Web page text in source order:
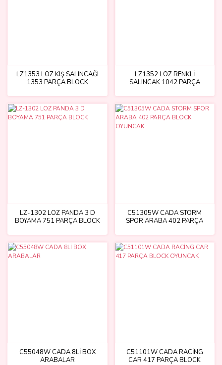
LZ1353 LOZ KIŞ SALINCAĞI
1353 PARÇA BLOCK
LZ1352 LOZ RENKLİ
SALINCAK 1042 PARÇA
LZ-1302 LOZ PANDA 3 D
BOYAMA 751 PARÇA BLOCK
C51305W CADA STORM
SPOR ARABA 402 PARÇA
C55048W CADA 8Lİ BOX
ARABALAR
C51101W CADA RACİNG
CAR 417 PARÇA BLOCK